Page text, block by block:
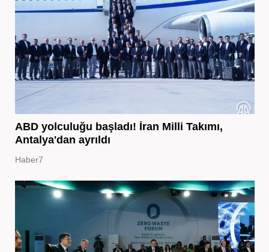
ABD yolculuğu başladı! İran Milli Takımı,
Antalya'dan ayrıldı
Haber7